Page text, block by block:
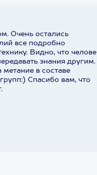
Очень остались
все подробно
Видно, что
знания другим.
в составе
Спасибо вам, что